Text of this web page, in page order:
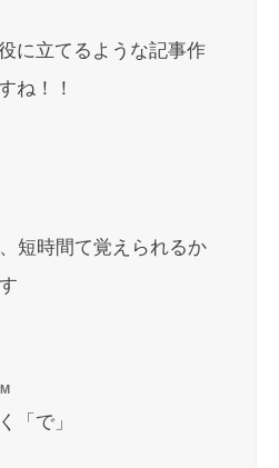
に立てるような記事作
ね！！
短時間て覚えられるか
「で」